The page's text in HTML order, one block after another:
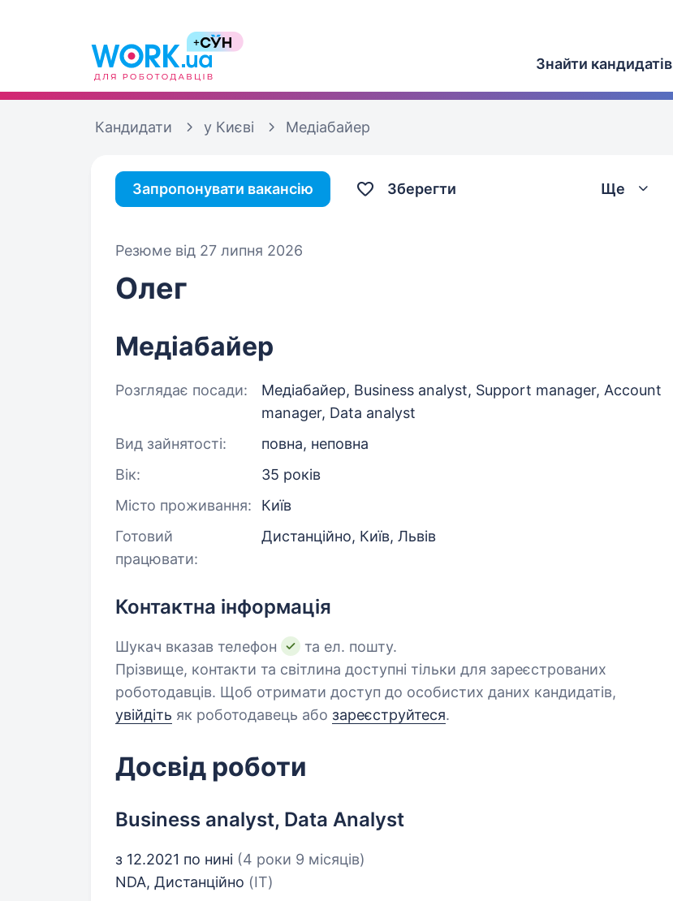
Знайти кандидатів
Кандидати у Києві Медіабайер
Запропонувати вакансію Зберегти Ще
Резюме від 27 липня 2026
Олег
Медіабайер
Розглядає посади:
Медіабайер, Business analyst, Support manager, Account
manager, Data analyst
Вид зайнятості:
повна, неповна
Вік:
35 років
Місто проживання:
Київ
Готовий
працювати:
Дистанційно, Київ, Львів
Контактна інформація
Шукач вказав телефон
та ел. пошту.
Прізвище, контакти та світлина доступні тільки для зареєстрованих
роботодавців. Щоб отримати доступ до особистих даних кандидатів,
увійдіть як роботодавець або зареєструйтеся.
Досвід роботи
Business analyst, Data Analyst
з 12.2021 по нині (4 роки 9 місяців)
NDA, Дистанційно (IT)